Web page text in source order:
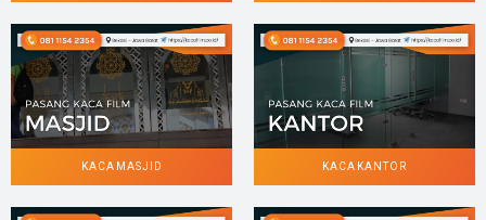
KACA MASJID KACA KANTOR